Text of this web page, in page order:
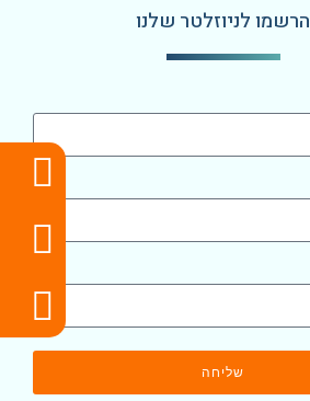
הרשמו לניוזלטר שלנו
שליחה